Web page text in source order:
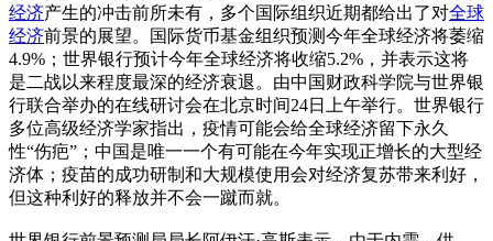
经济产生的冲击前所未有，多个国际组织近期都给出了对全球
经济前景的展望。国际货币基金组织预测今年全球经济将萎缩
4.9%；世界银行预计今年全球经济将收缩5.2%，并表示这将
是二战以来程度最深的经济衰退。由中国财政科学院与世界银
行联合举办的在线研讨会在北京时间24日上午举行。世界银行
多位高级经济学家指出，疫情可能会给全球经济留下永久
性“伤疤”；中国是唯一一个有可能在今年实现正增长的大型经
济体；疫苗的成功研制和大规模使用会对经济复苏带来利好，
但这种利好的释放并不会一蹴而就。